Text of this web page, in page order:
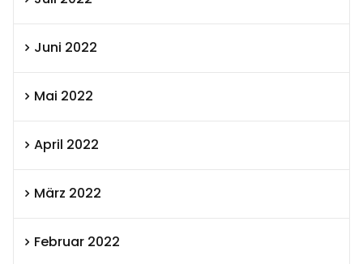
Juni 2022
Mai 2022
April 2022
März 2022
Februar 2022